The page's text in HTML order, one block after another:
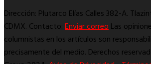
Dirección: Plutarco Elías Calles 382-A.
CDMX. Contacto:Enviar correoLas
columnistas en los artículos son
precisamente del medio. Derechos